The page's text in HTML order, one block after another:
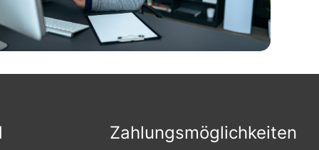
Zahlungsmöglichkeiten